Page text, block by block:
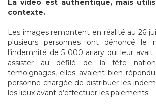
La vidéo est authentique, mais
contexte.
Les images remontent en réalité au 26
plusieurs personnes ont dénoncé le
l’indemnité de 5 000 ariary qui leur
assister au défilé de la fête
témoignages, elles avaient bien répondu
personne chargée de distribuer les
les lieux avant d’effectuer les paiements.